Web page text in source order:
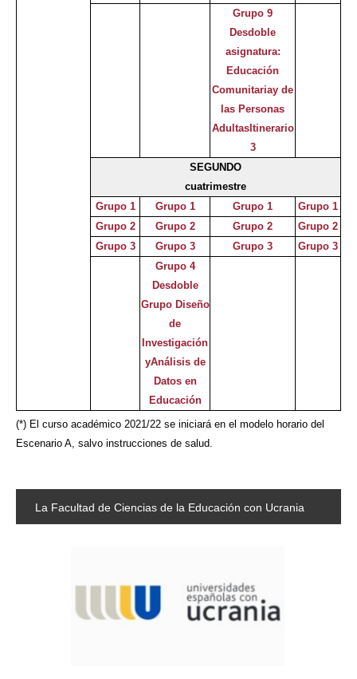
Grupo 9
Desdoble
asignatura:
Educación
Comunitariay de
las Personas
AdultasItinerario
3
SEGUNDO
cuatrimestre
Grupo 1
Grupo 1 Grupo 1
Grupo 1
Grupo 2
Grupo 2 Grupo 2
Grupo 2
Grupo 3
Grupo 3 Grupo 3
Grupo 3
Grupo 4
Desdoble
Grupo Diseño
de
Investigación
yAnálisis de
Datos en
Educación
(*) El curso académico 2021/22 se iniciará en el modelo horario del
Escenario A, salvo instrucciones de salud.
La Facultad de Ciencias de la Educación con Ucrania